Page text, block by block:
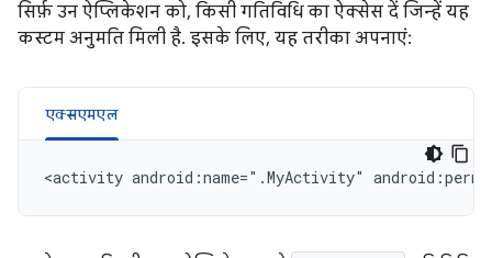
सिर्फ़ उन ऐप्लिकेशन को, किसी गतिविधि का ऐक्सेस दें जिन्हें यह
कस्टम अनुमति मिली है. इसके लिए, यह तरीका अपनाएं:
एक्सएमएल
<activity android:name=".MyActivity"